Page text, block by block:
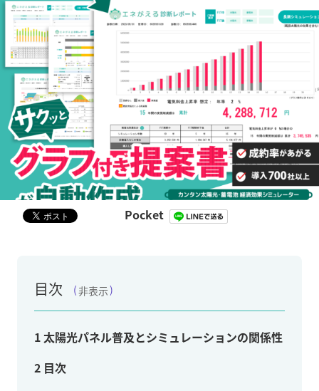
Pocket
目次 非表示
1 太陽光パネル普及とシミュレーションの関係性
2 目次